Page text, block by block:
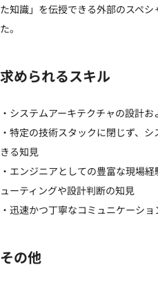
た知識」を伝授できる外部のスペ
た。
求められるスキル
・システムアーキテクチャの設計
・特定の技術スタックに閉じず、
きる知見
・エンジニアとしての豊富な現場
ューティングや設計判断の知見
・迅速かつ丁寧なコミュニケーシ
その他